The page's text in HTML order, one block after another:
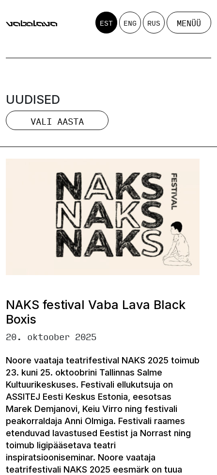
EST ENG RUS MENÜÜ
UUDISED
VALI AASTA
NAKS festival Vaba Lava Black
Boxis
20. oktoober 2025
Noore vaataja teatrifestival NAKS 2025 toimub
23. kuni 25. oktoobrini Tallinnas Salme
Kultuurikeskuses. Festivali ellukutsuja on
ASSITEJ Eesti Keskus Estonia, eesotsas
Marek Demjanovi, Keiu Virro ning festivali
peakorraldaja Anni Olmiga. Festivali raames
etenduvad lavastused Eestist ja Norrast ning
toimub ligipääsetava teatri
inspiratsiooniseminar. Noore vaataja
teatrifestivali NAKS 2025 eesmärk on tuua